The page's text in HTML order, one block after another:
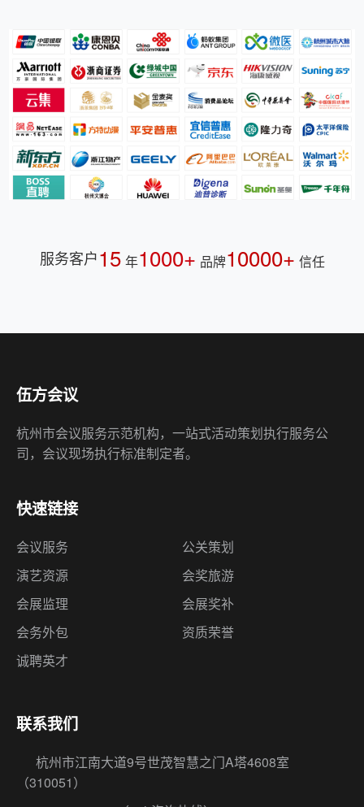
服务客户15 年1000+ 品牌10000+ 信任
伍方会议
杭州市会议服务示范机构，一站式活动策划执行服务公
司，会议现场执行标准制定者。
快速链接
会议服务
公关策划
演艺资源
会奖旅游
会展监理
会展奖补
会务外包
资质荣誉
诚聘英才
联系我们
杭州市江南大道9号世茂智慧之门A塔4608室
（310051）